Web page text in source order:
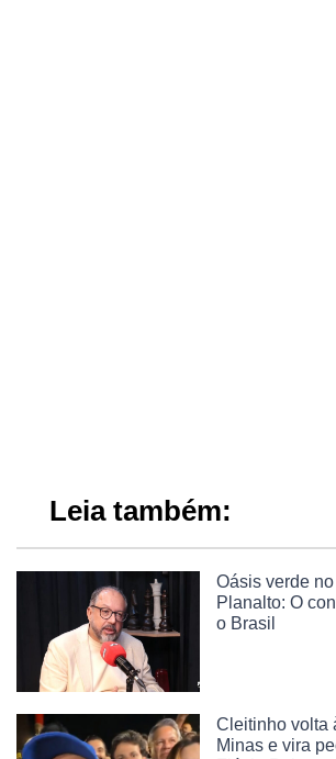
Leia também:
Oásis verde
Planalto: O
o Brasil
Cleitinho volta
Minas e vira